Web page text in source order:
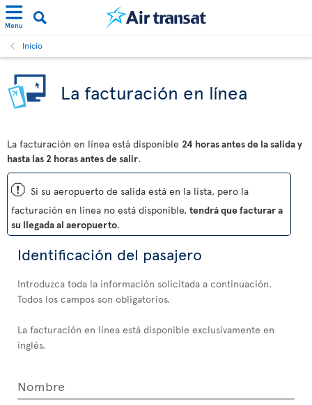
Menu
Inicio
La facturación en línea
La facturación en línea está disponible 24 horas antes de la salida y
hasta las 2 horas antes de salir.
ü Si su aeropuerto de salida está en la lista, pero la
facturación en línea no está disponible, tendrá que facturar a
su llegada al aeropuerto.
Identificación del pasajero
Introduzca toda la información solicitada a continuación.
Todos los campos son obligatorios.
La facturación en línea está disponible exclusivamente en
inglés.
Nombre